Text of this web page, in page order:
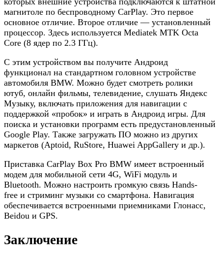
магнитоле по беспроводному CarPlay. Это первое
основное отличие. Второе отличие — установленный
процессор. Здесь используется Mediatek MTK Octa
Core (8 ядер по 2.3 ГГц).
С этим устройством вы получите Андроид
функционал на стандартном головном устройстве
автомобиля BMW. Можно будет смотреть ролики
ютуб, онлайн фильмы, телевидение, слушать Яндекс
Музыку, включать приложения для навигации с
поддержкой «пробок» и играть в Андроид игры. Для
поиска и установки программ есть предустановленный
Google Play. Также загружать ПО можно из других
маркетов (Aptoid, RuStore, Huawei AppGallery и др.).
Приставка CarPlay Box Pro BMW имеет встроенный
модем для мобильной сети 4G, WiFi модуль и
Bluetooth. Можно настроить громкую связь Hands-
free и стриминг музыки со смартфона. Навигация
обеспечивается встроенными приемниками Глонасс,
Beidou и GPS.
Заключение